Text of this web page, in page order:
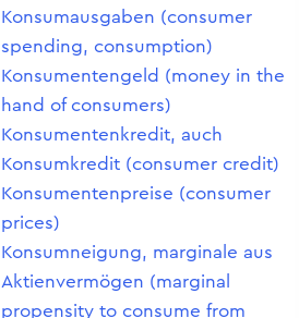
Konsumausgaben (consumer
spending, consumption)
Konsumentengeld (money in the
hand of consumers)
Konsumentenkredit, auch
Konsumkredit (consumer credit)
Konsumentenpreise (consumer
prices)
Konsumneigung, marginale aus
Aktienvermögen (marginal
propensity to consume from